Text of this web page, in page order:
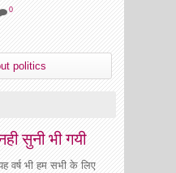
0
politics
सुनी भी गयी
भी हम सभी के लिए